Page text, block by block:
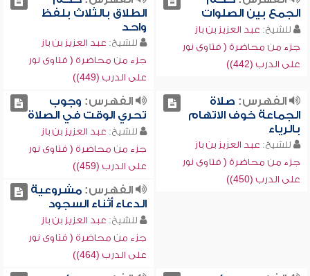
الجمع بين الصلوات
للشيخ: عبد العزيز بن باز
جزء من محاضرة ( فتاوى نور
على الدرب (442))
الطلاق بالثلاث بلفظ
واحد
للشيخ: عبد العزيز بن باز
جزء من محاضرة ( فتاوى نور
على الدرب (449))
الفهرس: صلاة
الجماعة خوف الاتهام
بالرياء
للشيخ: عبد العزيز بن باز
جزء من محاضرة ( فتاوى نور
على الدرب (450))
الفهرس: وجوب
تحري الوقت في الصلاة
للشيخ: عبد العزيز بن باز
جزء من محاضرة ( فتاوى نور
على الدرب (459))
الفهرس:مشروعية
الدعاء أثناء السجود
للشيخ: عبد العزيز بن باز
جزء من محاضرة ( فتاوى نور
على الدرب (464))